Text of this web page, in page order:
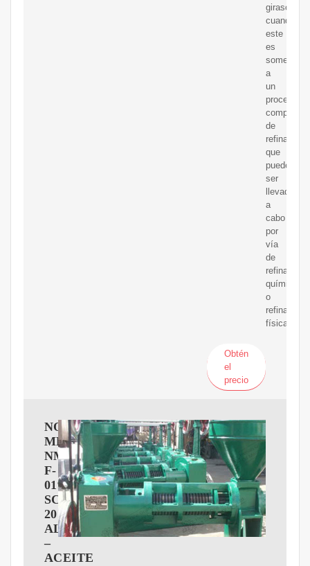
girasol
cuando
este
es
sometido
a
un
proceso
completo
de
refinación
que
puede
ser
llevado
a
cabo
por
vía
de
refinación
química
o
refinación
física.
Obtén
el
precio
NORMA
MEXICANA
NMX-
F-
019-
SCFI-
2012
ALIMENTOS
–
ACEITE